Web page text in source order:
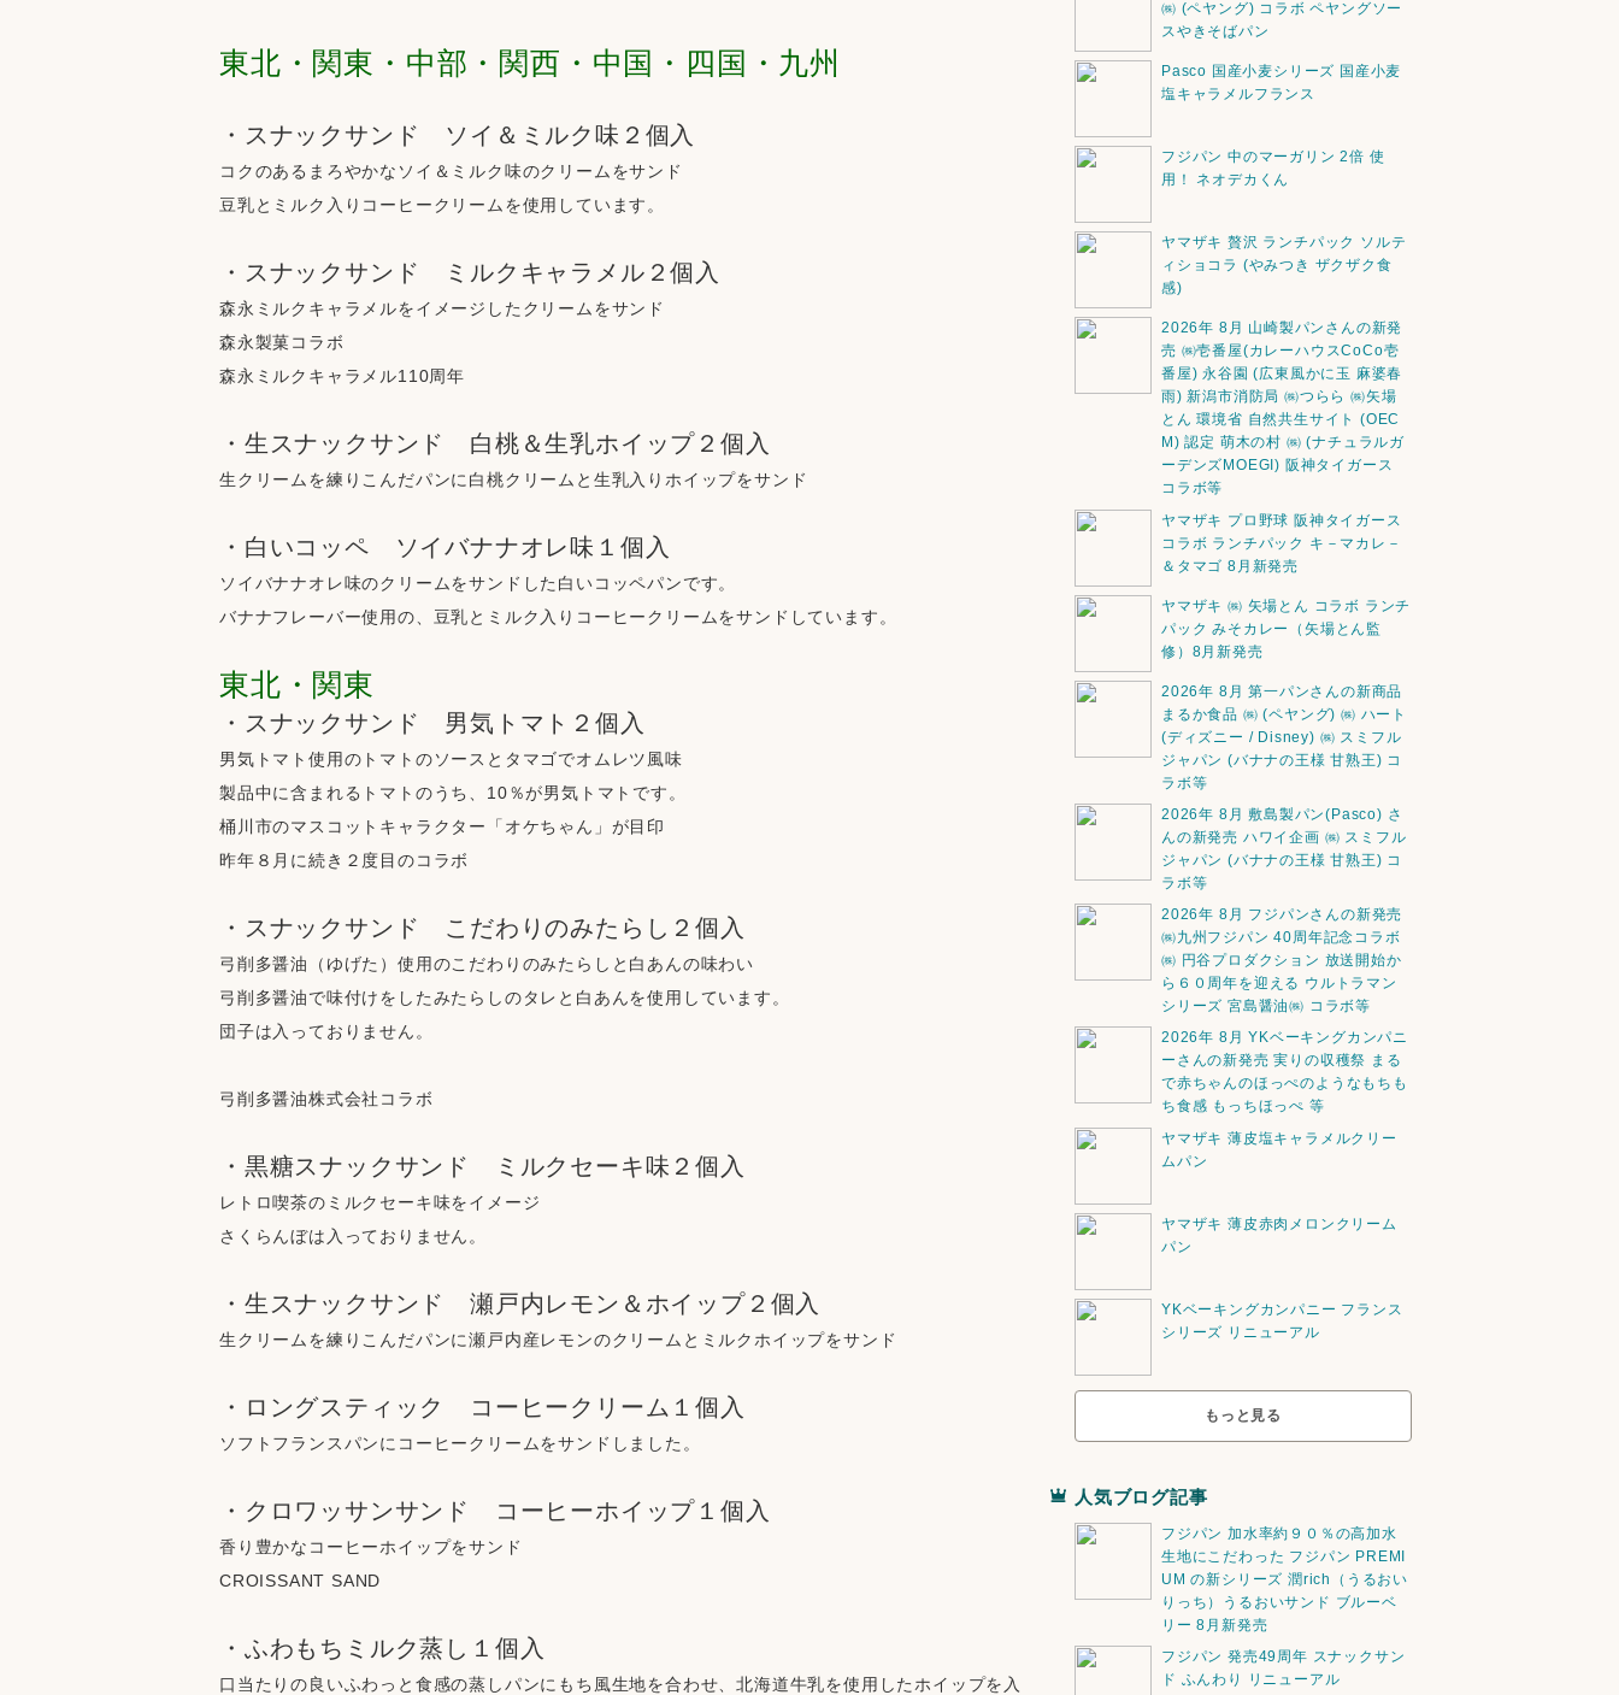
東北・関東・中部・関西・中国・四国・九州
・スナックサンド　ソイ＆ミルク味２個入
コクのあるまろやかなソイ＆ミルク味のクリームをサンド
豆乳とミルク入りコーヒークリームを使用しています。
・スナックサンド　ミルクキャラメル２個入
森永ミルクキャラメルをイメージしたクリームをサンド
森永製菓コラボ
森永ミルクキャラメル110周年
・生スナックサンド　白桃＆生乳ホイップ２個入
生クリームを練りこんだパンに白桃クリームと生乳入りホイップをサンド
・白いコッペ　ソイバナナオレ味１個入
ソイバナナオレ味のクリームをサンドした白いコッペパンです。
バナナフレーバー使用の、豆乳とミルク入りコーヒークリームをサンドしています。
東北・関東
・スナックサンド　男気トマト２個入
男気トマト使用のトマトのソースとタマゴでオムレツ風味
製品中に含まれるトマトのうち、10％が男気トマトです。
桶川市のマスコットキャラクター「オケちゃん」が目印
昨年８月に続き２度目のコラボ
・スナックサンド　こだわりのみたらし２個入
弓削多醤油（ゆげた）使用のこだわりのみたらしと白あんの味わい
弓削多醤油で味付けをしたみたらしのタレと白あんを使用しています。
団子は入っておりません。
弓削多醤油株式会社コラボ
・黒糖スナックサンド　ミルクセーキ味２個入
レトロ喫茶のミルクセーキ味をイメージ
さくらんぼは入っておりません。
・生スナックサンド　瀬戸内レモン＆ホイップ２個入
生クリームを練りこんだパンに瀬戸内産レモンのクリームとミルクホイップをサンド
・ロングスティック　コーヒークリーム１個入
ソフトフランスパンにコーヒークリームをサンドしました。
・クロワッサンサンド　コーヒーホイップ１個入
香り豊かなコーヒーホイップをサンド
CROISSANT SAND
・ふわもちミルク蒸し１個入
口当たりの良いふわっと食感の蒸しパンにもち風生地を合わせ、北海道牛乳を使用したホイップを入
㈱ (ペヤング) コラボ ペヤングソー
スやきそばパン
Pasco 国産小麦シリーズ 国産小麦
塩キャラメルフランス
フジパン 中のマーガリン 2倍 使
用！ ネオデカくん
ヤマザキ 贅沢 ランチパック ソルテ
ィショコラ (やみつき ザクザク食
感)
2026年 8月 山崎製パンさんの新発
売 ㈱壱番屋(カレーハウスCoCo壱
番屋) 永谷園 (広東風かに玉 麻婆春
雨) 新潟市消防局 ㈱つらら ㈱矢場
とん 環境省 自然共生サイト (OEC
M) 認定 萌木の村 ㈱ (ナチュラルガ
ーデンズMOEGI) 阪神タイガース
コラボ等
ヤマザキ プロ野球 阪神タイガース
コラボ ランチパック キ－マカレ－
＆タマゴ 8月新発売
ヤマザキ ㈱ 矢場とん コラボ ランチ
パック みそカレー（矢場とん監
修）8月新発売
2026年 8月 第一パンさんの新商品
まるか食品 ㈱ (ペヤング) ㈱ ハート
(ディズニー / Disney) ㈱ スミフル
ジャパン (バナナの王様 甘熟王) コ
ラボ等
2026年 8月 敷島製パン(Pasco) さ
んの新発売 ハワイ企画 ㈱ スミフル
ジャパン (バナナの王様 甘熟王) コ
ラボ等
2026年 8月 フジパンさんの新発売
㈱九州フジパン 40周年記念コラボ
㈱ 円谷プロダクション 放送開始か
ら６０周年を迎える ウルトラマン
シリーズ 宮島醤油㈱ コラボ等
2026年 8月 YKベーキングカンパニ
ーさんの新発売 実りの収穫祭 まる
で赤ちゃんのほっぺのようなもちも
ち食感 もっちほっぺ 等
ヤマザキ 薄皮塩キャラメルクリー
ムパン
ヤマザキ 薄皮赤肉メロンクリーム
パン
YKベーキングカンパニー フランス
シリーズ リニューアル
もっと見る
人気ブログ記事
フジパン 加水率約９０％の高加水
生地にこだわった フジパン PREMI
UM の新シリーズ 潤rich（うるおい
りっち）うるおいサンド ブルーベ
リー 8月新発売
フジパン 発売49周年 スナックサン
ド ふんわり リニューアル